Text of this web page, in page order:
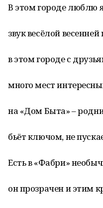
В этом городе люблю
звук весёлой
в этом городе с
много мест
на «Дом Быта» –
бьёт ключом, не
Есть в «Фабри»
он прозрачен и этим